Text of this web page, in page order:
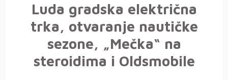
Luda gradska električna
trka, otvaranje nautičke
sezone, „Mečka“ na
steroidima i Oldsmobile